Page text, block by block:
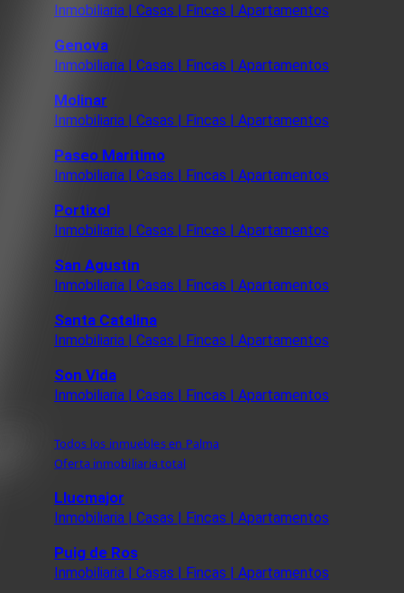
Inmobiliaria | Casas | Fincas | Apartamentos
Genova
Inmobiliaria | Casas | Fincas | Apartamentos
Molinar
Inmobiliaria | Casas | Fincas | Apartamentos
Paseo Maritimo
Inmobiliaria | Casas | Fincas | Apartamentos
Portixol
Inmobiliaria | Casas | Fincas | Apartamentos
San Agustin
Inmobiliaria | Casas | Fincas | Apartamentos
Santa Catalina
Inmobiliaria | Casas | Fincas | Apartamentos
Son Vida
Inmobiliaria | Casas | Fincas | Apartamentos
Todos los inmuebles en Palma
Oferta inmobiliaria total
Llucmajor
Inmobiliaria | Casas | Fincas | Apartamentos
Puig de Ros
Inmobiliaria | Casas | Fincas | Apartamentos